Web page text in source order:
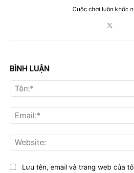
Cuộc chơi luôn khốc
BÌNH LUẬN
Lưu tên, email và trang web của